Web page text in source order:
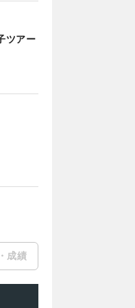
ツアー
成績